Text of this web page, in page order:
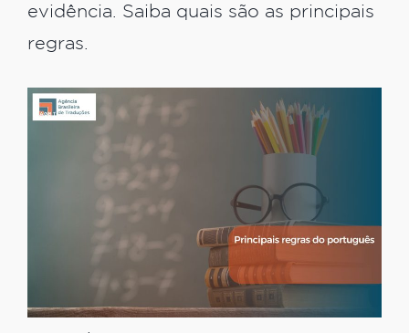
evidência. Saiba quais são as principais
regras.